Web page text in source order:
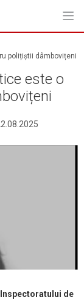
polițiștii dâmbovițeni
este o
de